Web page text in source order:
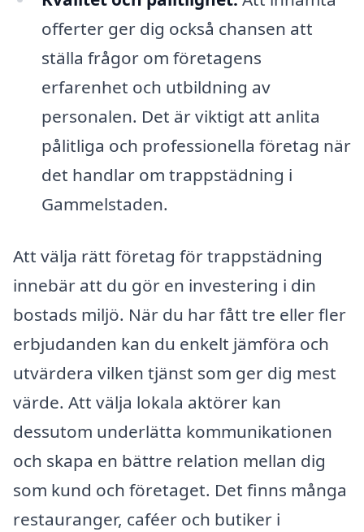
offerter ger dig också chansen att
ställa frågor om företagens
erfarenhet och utbildning av
personalen. Det är viktigt att anlita
pålitliga och professionella företag när
det handlar om trappstädning i
Gammelstaden.
Att välja rätt företag för trappstädning
innebär att du gör en investering i din
bostads miljö. När du har fått tre eller fler
erbjudanden kan du enkelt jämföra och
utvärdera vilken tjänst som ger dig mest
värde. Att välja lokala aktörer kan
dessutom underlätta kommunikationen
och skapa en bättre relation mellan dig
som kund och företaget. Det finns många
restauranger, caféer och butiker i